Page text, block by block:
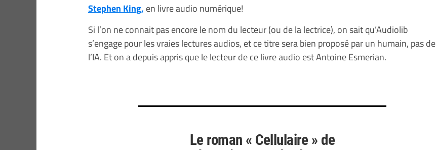
Stephen King, en livre audio numérique!
Si l’on ne connait pas encore le nom du lecteur (ou de la lectrice), on sait qu’Audiolib
s’engage pour les vraies lectures audios, et ce titre sera bien proposé par un humain, pas de
l’IA. Et on a depuis appris que le lecteur de ce livre audio est Antoine Esmerian.
Le roman « Cellulaire » de